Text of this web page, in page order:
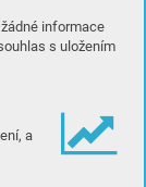
informace
s uložením
a
TNÍMI
POKOJI